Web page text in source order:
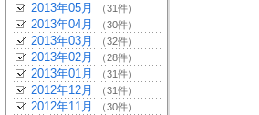
2013年05月 （31件）
2013年04月 （30件）
2013年03月 （32件）
2013年02月 （28件）
2013年01月 （31件）
2012年12月 （31件）
2012年11月 （30件）